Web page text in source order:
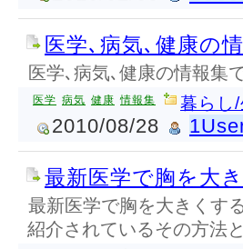
医学､病気､健康の
医学､病気､健康の情報集
医学 病気 健康 情報集 暮らし
2010/08/28
最新医学で胸を大
最新医学で胸を大きくす
紹介されているその方法